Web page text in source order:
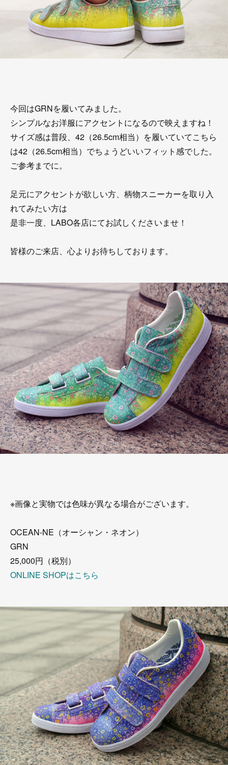
今回はGRNを履いてみました。
シンプルなお洋服にアクセントになるので映えますね！
サイズ感は普段、42（26.5cm相当）を履いていてこちら
は42（26.5cm相当）でちょうどいいフィット感でした。
ご参考までに。
足元にアクセントが欲しい方、柄物スニーカーを取り入
れてみたい方は
是非一度、LABO各店にてお試しくださいませ！
皆様のご来店、心よりお待ちしております。
※画像と実物では色味が異なる場合がございます。
OCEAN-NE（オーシャン・ネオン）
GRN
25,000円（税別）
ONLINE SHOPはこちら